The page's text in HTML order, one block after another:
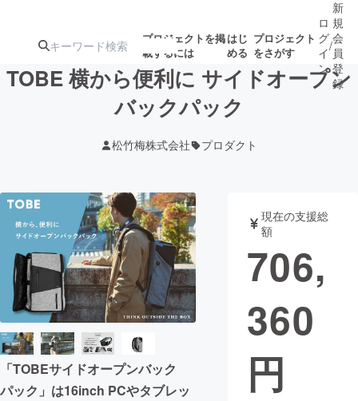
プロジェクトを掲
載するには
はじ
める
プロジェクト
をさがす
注目の新着プロ
ジェクト
募集終了が近いプ
ロジェクト
アート・写真 音楽
テクノロジー・ガジェット ゲーム・サ
映像・映画
ビジネス・起業
まちづくり・地域活性化
ロ
グ
イ
ン
/
新
規
会
員
登
録
TOBE 横から便利に サイドオープン
バックパック
松竹梅株式会社 プロダクト
「TOBEサイドオープンバック
パック」は16inch PCやタブレッ
現在の支援総
額
706,
360
円